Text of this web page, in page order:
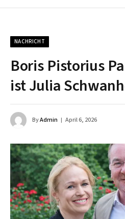
NACHRICHT
Boris Pistorius
ist Julia
ByAdmin April 6, 2026